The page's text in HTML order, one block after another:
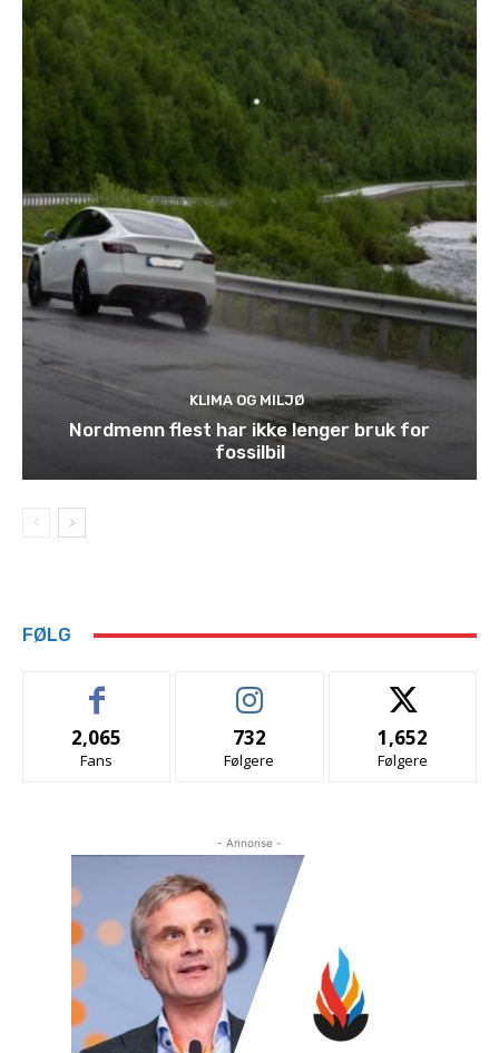
KLIMA OG MILJØ
Nordmenn flest har ikke lenger bruk for
fossilbil
FØLG
2,065
Fans
732
Følgere
1,652
Følgere
- Annonse -